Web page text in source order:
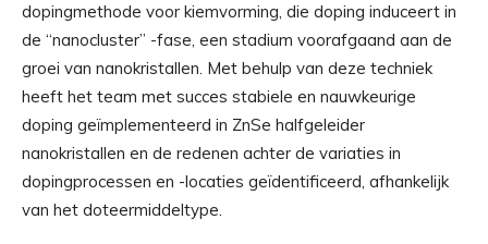
dopingmethode voor kiemvorming, die doping induceert in
de “nanocluster” -fase, een stadium voorafgaand aan de
groei van nanokristallen. Met behulp van deze techniek
heeft het team met succes stabiele en nauwkeurige
doping geïmplementeerd in ZnSe halfgeleider
nanokristallen en de redenen achter de variaties in
dopingprocessen en -locaties geïdentificeerd, afhankelijk
van het doteermiddeltype.